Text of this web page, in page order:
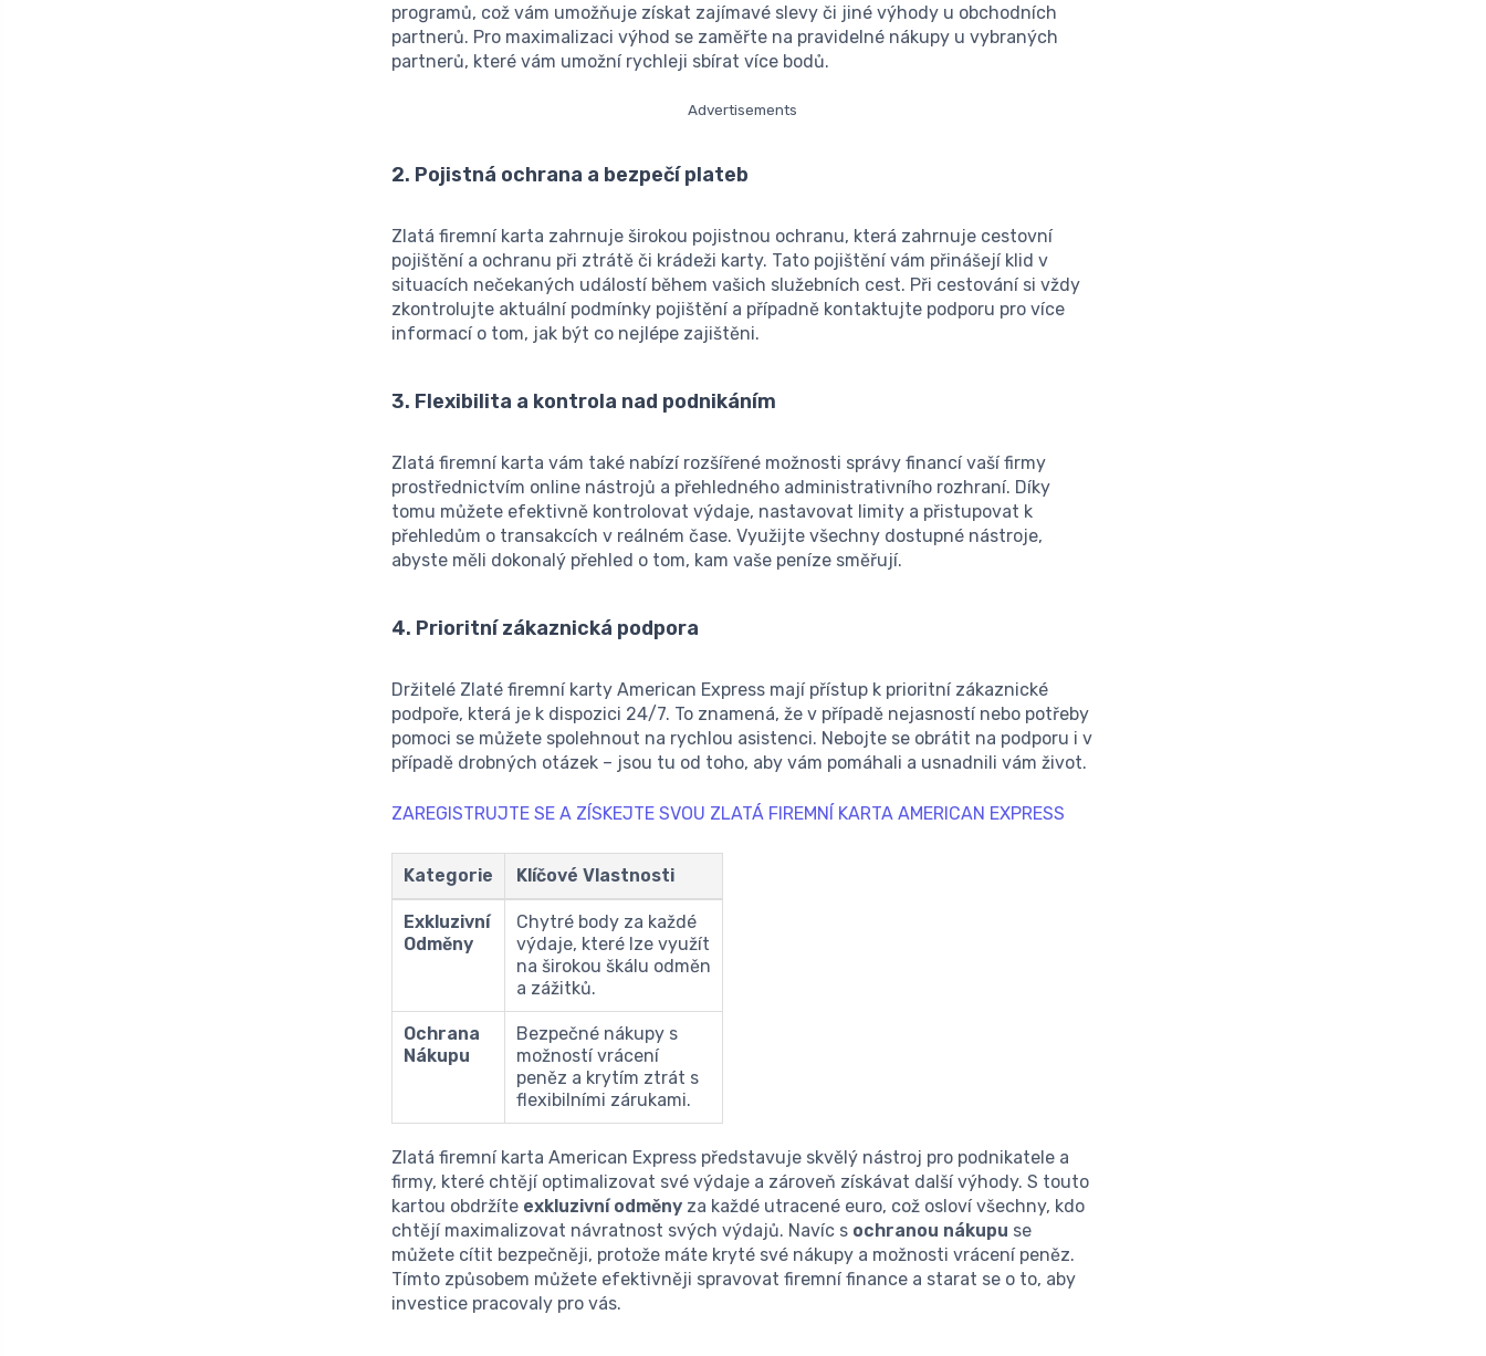
programů, což vám umožňuje získat zajímavé slevy či jiné výhody u obchodních
partnerů. Pro maximalizaci výhod se zaměřte na pravidelné nákupy u vybraných
partnerů, které vám umožní rychleji sbírat více bodů.
Advertisements
2. Pojistná ochrana a bezpečí plateb
Zlatá firemní karta zahrnuje širokou pojistnou ochranu, která zahrnuje cestovní
pojištění a ochranu při ztrátě či krádeži karty. Tato pojištění vám přinášejí klid v
situacích nečekaných událostí během vašich služebních cest. Při cestování si vždy
zkontrolujte aktuální podmínky pojištění a případně kontaktujte podporu pro více
informací o tom, jak být co nejlépe zajištěni.
3. Flexibilita a kontrola nad podnikáním
Zlatá firemní karta vám také nabízí rozšířené možnosti správy financí vaší firmy
prostřednictvím online nástrojů a přehledného administrativního rozhraní. Díky
tomu můžete efektivně kontrolovat výdaje, nastavovat limity a přistupovat k
přehledům o transakcích v reálném čase. Využijte všechny dostupné nástroje,
abyste měli dokonalý přehled o tom, kam vaše peníze směřují.
4. Prioritní zákaznická podpora
Držitelé Zlaté firemní karty American Express mají přístup k prioritní zákaznické
podpoře, která je k dispozici 24/7. To znamená, že v případě nejasností nebo potřeby
pomoci se můžete spolehnout na rychlou asistenci. Nebojte se obrátit na podporu i v
případě drobných otázek – jsou tu od toho, aby vám pomáhali a usnadnili vám život.
ZAREGISTRUJTE SE A ZÍSKEJTE SVOU ZLATÁ FIREMNÍ KARTA AMERICAN EXPRESS
Kategorie Klíčové Vlastnosti
Exkluzivní
Odměny
Chytré body za každé
výdaje, které lze využít
na širokou škálu odměn
a zážitků.
Ochrana
Nákupu
Bezpečné nákupy s
možností vrácení
peněz a krytím ztrát s
flexibilními zárukami.
Zlatá firemní karta American Express představuje skvělý nástroj pro podnikatele a
firmy, které chtějí optimalizovat své výdaje a zároveň získávat další výhody. S touto
kartou obdržíte exkluzivní odměny za každé utracené euro, což osloví všechny, kdo
chtějí maximalizovat návratnost svých výdajů. Navíc s ochranou nákupu se
můžete cítit bezpečněji, protože máte kryté své nákupy a možnosti vrácení peněz.
Tímto způsobem můžete efektivněji spravovat firemní finance a starat se o to, aby
investice pracovaly pro vás.